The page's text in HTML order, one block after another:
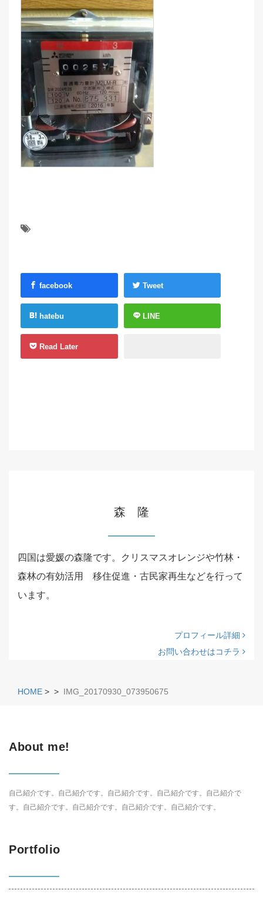
facebook Tweet
hatebu LINE
Read Later
森 隆
四国は愛媛の森隆です。クリスマスオレンジや竹林・
森林の有効活用 移住促進・古民家再生などを行って
います。
プロフィール詳細
お問い合わせはコチラ
HOME > > IMG_20170930_073950675
About me!
自己紹介です。自己紹介です。自己紹介です。自己紹介です。自己紹介で
す。自己紹介です。自己紹介です。自己紹介です。自己紹介です。
Portfolio